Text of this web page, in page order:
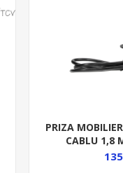
PRIZA
CABLU 1,8